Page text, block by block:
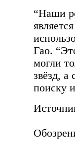
“Наши
Гао.
могли
звёзд,
поиску